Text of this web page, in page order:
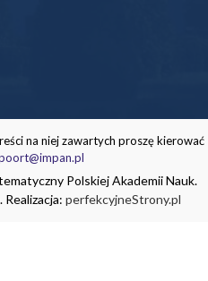
na niej zawartych proszę kierować
Polskiej Akademii Nauk.
perfekcyjneStrony.pl